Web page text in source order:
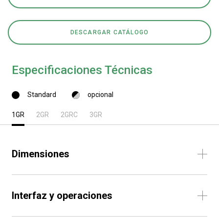
DESCARGAR CATÁLOGO
Especificaciones Técnicas
Standard opcional
1GR 2GR 2GRC 3GR
Dimensiones
Interfaz y operaciones